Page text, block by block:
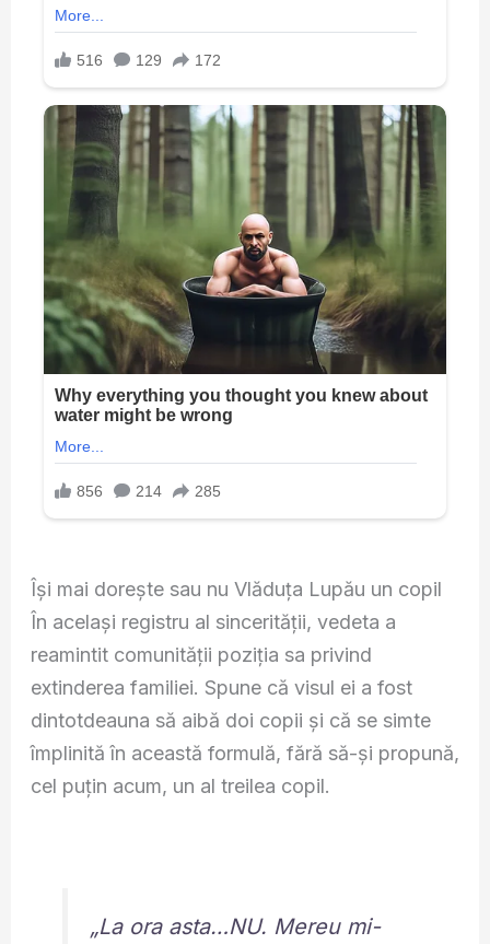
Își mai dorește sau nu Vlăduța Lupău un copil
În același registru al sincerității, vedeta a
reamintit comunității poziția sa privind
extinderea familiei. Spune că visul ei a fost
dintotdeauna să aibă doi copii și că se simte
împlinită în această formulă, fără să-și propună,
cel puțin acum, un al treilea copil.
„La ora asta…NU. Mereu mi-